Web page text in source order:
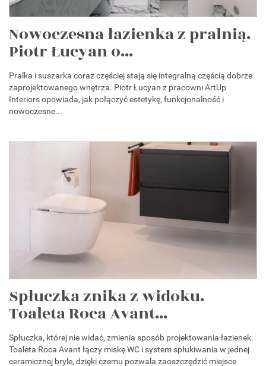
Nowoczesna łazienka z pralnią.
Piotr Łucyan o...
Pralka i suszarka coraz częściej stają się integralną częścią dobrze
zaprojektowanego wnętrza. Piotr Łucyan z pracowni ArtUp
Interiors opowiada, jak połączyć estetykę, funkcjonalność i
nowoczesne...
Spłuczka znika z widoku.
Toaleta Roca Avant...
Spłuczka, której nie widać, zmienia sposób projektowania łazienek.
Toaleta Roca Avant łączy miskę WC i system spłukiwania w jednej
ceramicznej bryle, dzięki czemu pozwala zaoszczędzić miejsce